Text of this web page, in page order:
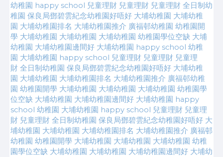
幼稚園 happy school 兒童理財 兒童理財 兒童理財 全日制幼
稚園 保良局鄧碧雲紀念幼稚園好唔好 大埔幼稚園 大埔幼稚
園 大埔幼稚園排名 大埔幼稚園推介 廣福邨幼稚園 幼稚園開
學 大埔幼稚園 大埔幼稚園 大埔幼稚園 幼稚園學位空缺 大埔
幼稚園 大埔幼稚園邊間好 大埔幼稚園 happy school 幼稚
園 大埔幼稚園 happy school 兒童理財 兒童理財 兒童理
財 全日制幼稚園 保良局鄧碧雲紀念幼稚園好唔好 大埔幼稚
園 大埔幼稚園 大埔幼稚園排名 大埔幼稚園推介 廣福邨幼稚
園 幼稚園開學 大埔幼稚園 大埔幼稚園 大埔幼稚園 幼稚園學
位空缺 大埔幼稚園 大埔幼稚園邊間好 大埔幼稚園 happy
school 幼稚園 大埔幼稚園 happy school 兒童理財 兒童理
財 兒童理財 全日制幼稚園 保良局鄧碧雲紀念幼稚園好唔好 大
埔幼稚園 大埔幼稚園 大埔幼稚園排名 大埔幼稚園推介 廣福邨
幼稚園 幼稚園開學 大埔幼稚園 大埔幼稚園 大埔幼稚園 幼稚
園學位空缺 大埔幼稚園 大埔幼稚園 大埔幼稚園邊間好 大埔幼